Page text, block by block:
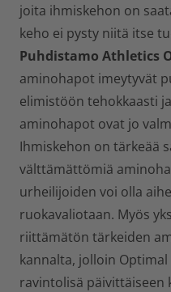
joita ihmiskehon on
keho ei pysty niitä itse
Puhdistamo Athletics
aminohapot imeytyvät
elimistöön tehokkaasti
aminohapot ovat jo
Ihmiskehon on tärkeää
välttämättömiä
urheilijoiden voi olla
ruokavaliotaan. Myös
riittämätön tärkeiden
kannalta, jolloin
ravintolisä päivittäiseen